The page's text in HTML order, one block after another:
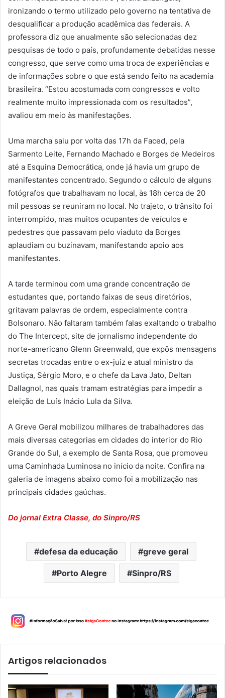
ironizando o termo utilizado pelo governo na tentativa de
desqualificar a produção acadêmica das federais. A
professora diz que anualmente são selecionadas dez
pesquisas de todo o país, profundamente debatidas nesse
congresso, que serve como uma troca de experiências e
de informações sobre o que está sendo feito na academia
brasileira. “Estou acostumada com congressos e volto
realmente muito impressionada com os resultados”,
avaliou em meio às manifestações.
Uma marcha saiu por volta das 17h da Faced, pela
Sarmento Leite, Fernando Machado e Borges de Medeiros
até a Esquina Democrática, onde já havia um grupo de
manifestantes concentrado. Segundo o cálculo de alguns
fotógrafos que trabalhavam no local, às 18h cerca de 20
mil pessoas se reuniram no local. No trajeto, o trânsito foi
interrompido, mas muitos ocupantes de veículos e
pedestres que passavam pelo viaduto da Borges
aplaudiam ou buzinavam, manifestando apoio aos
manifestantes.
A tarde terminou com uma grande concentração de
estudantes que, portando faixas de seus diretórios,
gritavam palavras de ordem, especialmente contra
Bolsonaro. Não faltaram também falas exaltando o trabalho
do The Intercept, site de jornalismo independente do
norte-americano Glenn Greenwald, que expôs mensagens
secretas trocadas entre o ex-juiz e atual ministro da
Justiça, Sérgio Moro, e o chefe da Lava Jato, Deltan
Dallagnol, nas quais tramam estratégias para impedir a
eleição de Luís Inácio Lula da Silva.
A Greve Geral mobilizou milhares de trabalhadores das
mais diversas categorias em cidades do interior do Rio
Grande do Sul, a exemplo de Santa Rosa, que promoveu
uma Caminhada Luminosa no início da noite. Confira na
galeria de imagens abaixo como foi a mobilização nas
principais cidades gaúchas.
Do jornal Extra Classe, do Sinpro/RS
defesa da educação greve geral
Porto Alegre Sinpro/RS
Artigos relacionados